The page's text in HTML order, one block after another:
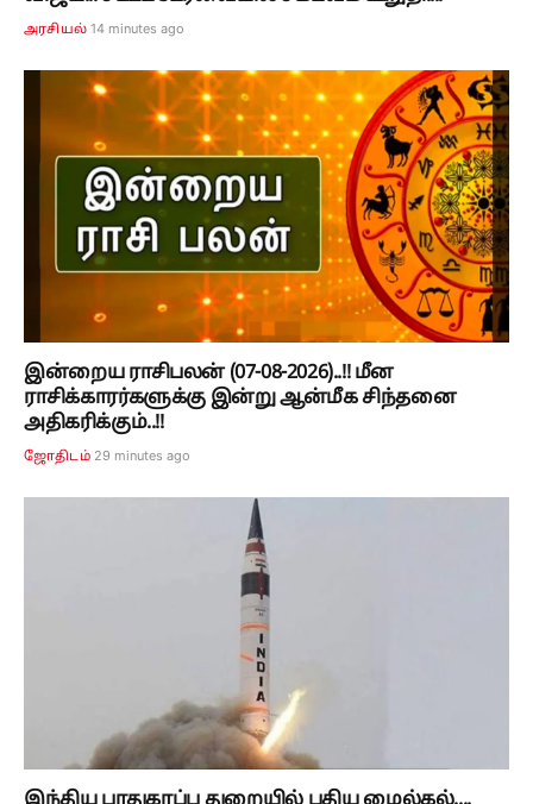
இன்றைய ராசிபலன் (07-08-2026)..!! மீன
ராசிக்காரர்களுக்கு இன்று ஆன்மீக சிந்தனை
அதிகரிக்கும்..!!
29 minutes ago
இந்திய பாதுகாப்பு துறையில் புதிய மைல்கல்....
அக்னி-4 ஏவுகணை சோதனை வெற்றி!
10 hours ago